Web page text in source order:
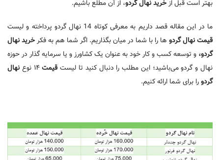
بهتر است قبل ازخرید نهال گردو، از آن مطلع باشیم.
ما در این مقاله قصد داریم به معرفی کوتاه 14 نهال گردو پرداخته و لیست
قیمت نهال گردو ها را با شما در میان بگذاریم. اگر شما هم به فکرخرید نهال
گردو، و توسعه کسب و کار خود به عنوان یک کشاورز و یا سرمایه گذار در حوزه
نهال و گردو می‌باشید؛ این مطلب را دنبال کنید تا لیست قیمت۱۴ نوع
نهال
گردورا برای شما ارائه کنیم.